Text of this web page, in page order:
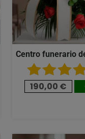
Centro funerario
190,00 €